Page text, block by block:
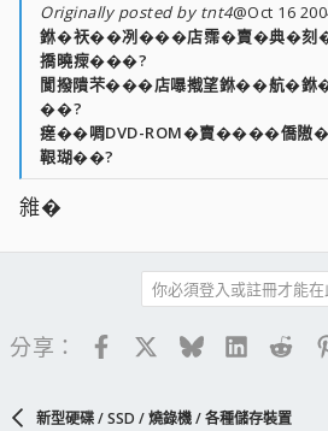
Originally posted by tnt4@Oct 16
銝�祆��冽���店霈�賣�典�刻
撟曉瘝���?
閬撥隤芣���店嚗撠望銝��航�
��?
瘥��啁DVD-ROM�賣����僑
鞎瑚��?
雓�
你必須登入或註冊才能在
分享： FacebookBluesky
新型硬碟 / SSD / 燒錄機 / 各種儲存裝置